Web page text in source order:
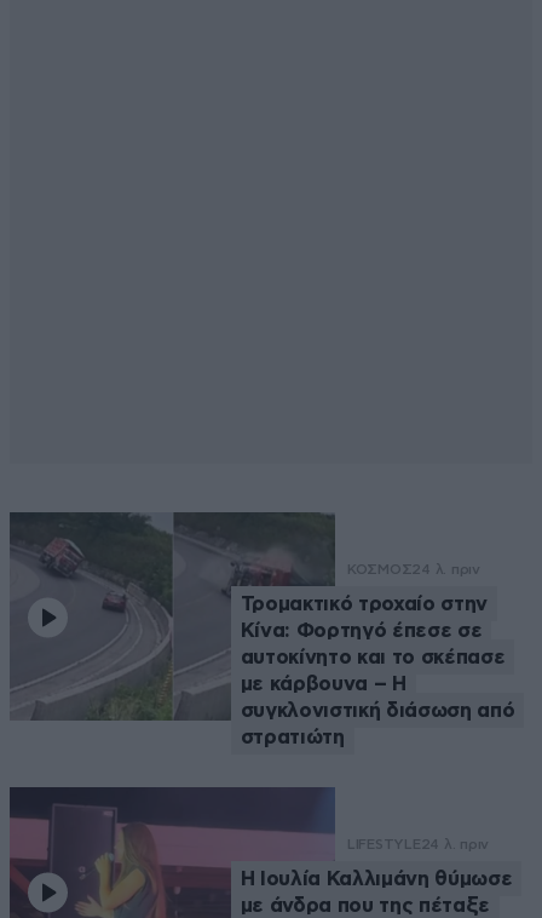
ΚΟΣΜΟΣ24 λ. πριν
Τρομακτικό τροχαίο στην
Κίνα: Φορτηγό έπεσε σε
αυτοκίνητο και το σκέπασε
με κάρβουνα – Η
συγκλονιστική διάσωση από
στρατιώτη
LIFESTYLE 24 λ. πριν
Η Ιουλία Καλλιμάνη θύμωσε
με άνδρα που της πέταξε